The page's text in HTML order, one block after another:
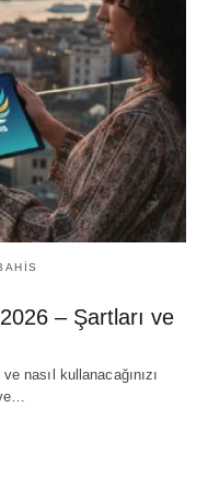
– Şartları ve
nasıl kullanacağınızı